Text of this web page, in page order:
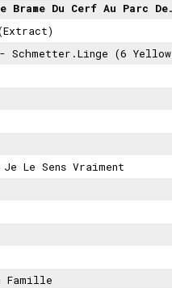
Parc De Sainte Croix Fr3 Lorraine
- Schmetter.linge (6 Yellow Butterflies)
Le Sens Vraiment
Famille